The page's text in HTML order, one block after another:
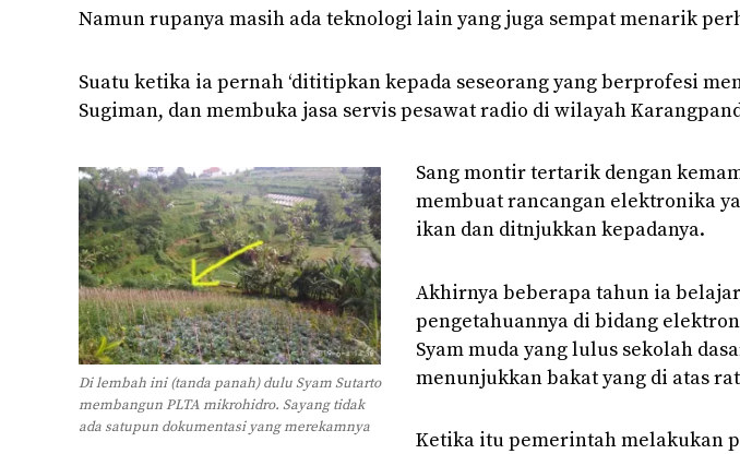
Namun rupanya masih ada teknologi lain yang juga sempat menarik
Suatu ketika ia pernah ‘dititipkan kepada seseorang yang berprofesi
Sugiman, dan membuka jasa servis pesawat radio di wilayah
Di lembah ini (tanda panah) dulu Syam Sutarto
membangun PLTA mikrohidro. Sayang tidak
ada satupun dokumentasi yang merekamnya
Sang montir tertarik dengan
membuat rancangan elektronika
ikan dan ditnjukkan kepadanya.
Akhirnya beberapa tahun ia
pengetahuannya di bidang
Syam muda yang lulus sekolah
menunjukkan bakat yang di atas
Ketika itu pemerintah melakukan